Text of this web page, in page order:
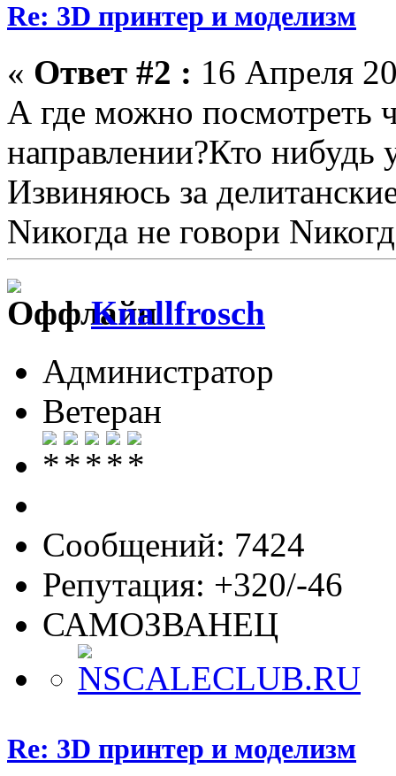
Re: 3D принтер и моделизм
« Ответ #2 : 16 Апреля
А где можно посмотреть
направлении?Кто нибудь
Извиняюсь за
Nикогда не говори
Knallfrosch
Администратор
Ветеран
Сообщений: 7424
Репутация: +320/-46
САМОЗВАНЕЦ
Re: 3D принтер и моделизм